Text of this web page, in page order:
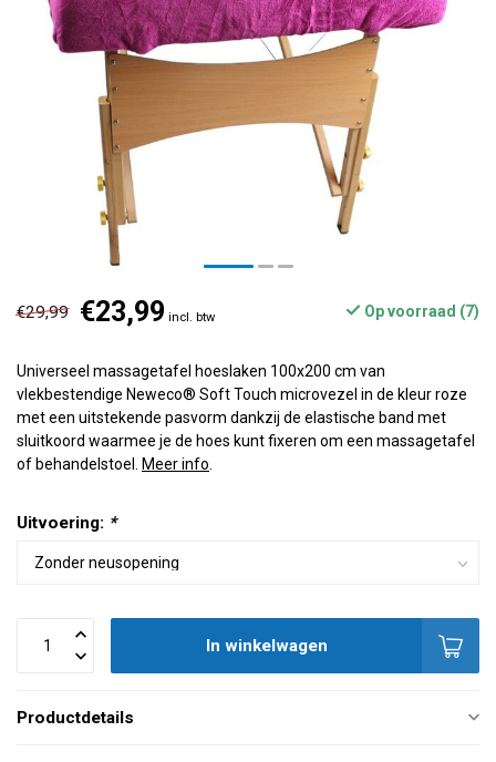
€29,99 €23,99 incl. btw Op voorraad (7)
Universeel massagetafel hoeslaken 100x200 cm van
vlekbestendige Neweco® Soft Touch microvezel in de kleur roze
met een uitstekende pasvorm dankzij de elastische band met
sluitkoord waarmee je de hoes kunt fixeren om een massagetafel
of behandelstoel.
Meer info
Uitvoering: *
In winkelwagen
Productdetails